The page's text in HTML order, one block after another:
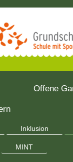
Offene
Inklusion
MINT